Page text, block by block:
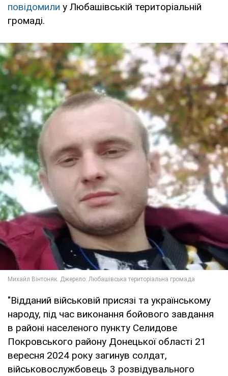
повідомили у Любашівській територіальній
громаді.
"Відданий військовій присязі та українському
народу, під час виконання бойового завдання
в районі населеного пункту Селидове
Покровського району Донецької області 21
вересня 2024 року загинув солдат,
військовослужбовець 3 розвідувального